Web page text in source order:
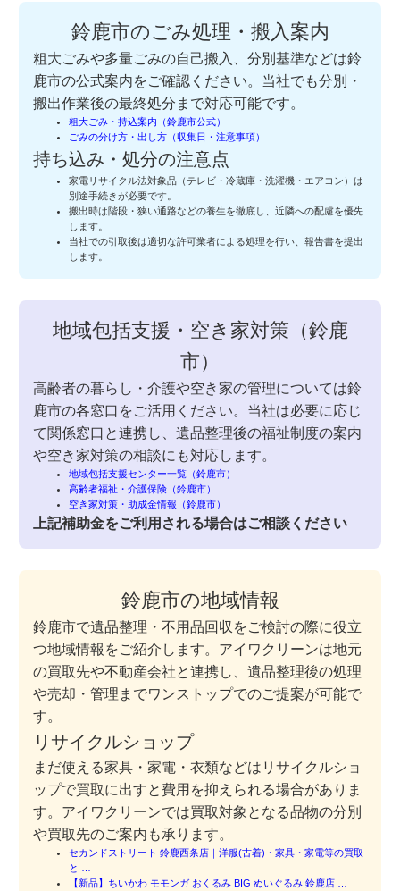
鈴鹿市のごみ処理・搬入案内
粗大ごみや多量ごみの自己搬入、分別基準などは鈴
鹿市の公式案内をご確認ください。当社でも分別・
搬出作業後の最終処分まで対応可能です。
粗大ごみ・持込案内（鈴鹿市公式）
ごみの分け方・出し方（収集日・注意事項）
持ち込み・処分の注意点
家電リサイクル法対象品（テレビ・冷蔵庫・洗濯機・エアコン）は
別途手続きが必要です。
搬出時は階段・狭い通路などの養生を徹底し、近隣への配慮を優先
します。
当社での引取後は適切な許可業者による処理を行い、報告書を提出
します。
地域包括支援・空き家対策（鈴鹿
市）
高齢者の暮らし・介護や空き家の管理については鈴
鹿市の各窓口をご活用ください。当社は必要に応じ
て関係窓口と連携し、遺品整理後の福祉制度の案内
や空き家対策の相談にも対応します。
地域包括支援センター一覧（鈴鹿市）
高齢者福祉・介護保険（鈴鹿市）
空き家対策・助成金情報（鈴鹿市）
上記補助金をご利用される場合はご相談ください
鈴鹿市の地域情報
鈴鹿市で遺品整理・不用品回収をご検討の際に役立
つ地域情報をご紹介します。アイワクリーンは地元
の買取先や不動産会社と連携し、遺品整理後の処理
や売却・管理までワンストップでのご提案が可能で
す。
リサイクルショップ
まだ使える家具・家電・衣類などはリサイクルショ
ップで買取に出すと費用を抑えられる場合がありま
す。アイワクリーンでは買取対象となる品物の分別
や買取先のご案内も承ります。
セカンドストリート 鈴鹿西条店｜洋服(古着)・家具・家電等の買取
と …
【新品】ちいかわ モモンガ おくるみ BIG ぬいぐるみ 鈴鹿店 …